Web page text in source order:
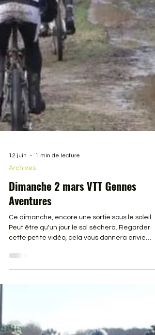
12 juin 1 min de lecture
Archives
Dimanche 2 mars VTT Gennes
Aventures
d'enfourcher votre VTT.